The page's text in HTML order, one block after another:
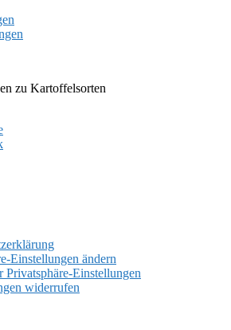
zu Kartoffelsorten
Einstellungen ändern
Privatsphäre-Einstellungen
widerrufen